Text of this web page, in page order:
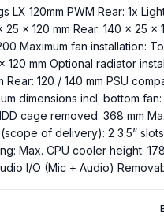
LX 120mm PWM Rear: 1x
25 x 120 mm Rear: 140 x 25
Maximum fan installation:
120 mm Optional radiator
120 / 140 mm PSU
dimensions incl. bottom
cage removed: 368 mm
of delivery): 2 3.5”
Max. CPU cooler height:
I/O (Mic + Audio)